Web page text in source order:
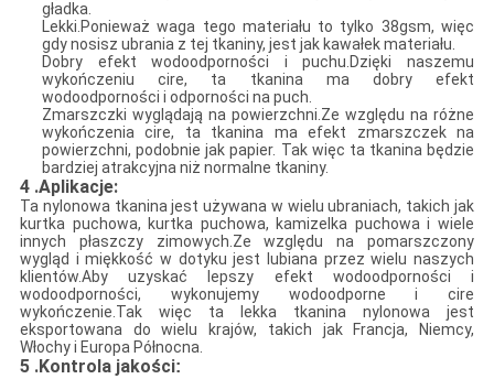
gładka.
Lekki.Ponieważ waga tego materiału to tylko 38gsm, więc
gdy nosisz ubrania z tej tkaniny, jest jak kawałek materiału.
Dobry efekt wodoodporności i puchu.Dzięki naszemu
wykończeniu cire, ta tkanina ma dobry efekt
wodoodporności i odporności na puch.
Zmarszczki wyglądają na powierzchni.Ze względu na różne
wykończenia cire, ta tkanina ma efekt zmarszczek na
powierzchni, podobnie jak papier. Tak więc ta tkanina będzie
bardziej atrakcyjna niż normalne tkaniny.
4 .Aplikacje:
Ta nylonowa tkanina jest używana w wielu ubraniach, takich jak
kurtka puchowa, kurtka puchowa, kamizelka puchowa i wiele
innych płaszczy zimowych.Ze względu na pomarszczony
wygląd i miękkość w dotyku jest lubiana przez wielu naszych
klientów.Aby uzyskać lepszy efekt wodoodporności i
wodoodporności, wykonujemy wodoodporne i cire
wykończenie.Tak więc ta lekka tkanina nylonowa jest
eksportowana do wielu krajów, takich jak Francja, Niemcy,
Włochy i Europa Północna.
5 .Kontrola jakości: